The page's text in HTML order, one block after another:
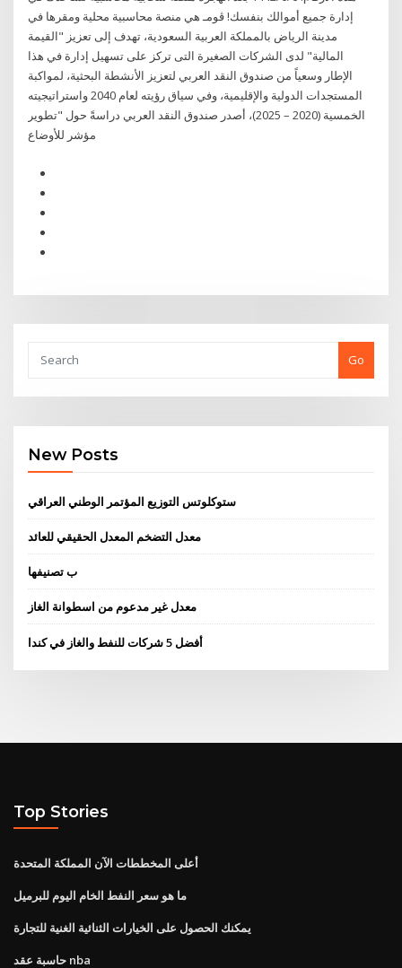
إدارة جميع أموالك بنفسك! ڤومـ هي منصة محاسبية محلية ومقرها في
مدينة الرياض بالمملكة العربية السعودية، تهدف إلى تعزيز "القيمة
المالية" لدى الشركات الصغيرة التى تركز على تسهيل إدارة في هذا
الإطار وسعياً من صندوق النقد العربي لتعزيز الأنشطة البحثية، لمواكبة
المستجدات الدولية والإقليمية، وفي سياق رؤيته لعام 2040 واستراتيجيته
الخمسية (2020 – 2025)، أصدر صندوق النقد العربي دراسةً حول "تطوير
مؤشر للأوضاع
Go
New Posts
ستوكلوتس التوزيع المؤتمر الوطني العراقي
معدل التضخم المعدل الحقيقي للعائد
ب تصنيفها
معدل غير مدعوم من اسطوانة الغاز
أفضل 5 شركات للنفط والغاز في كندا
Top Stories
أعلى المخططات الآن المملكة المتحدة
ما هو سعر النفط الخام اليوم للبرميل
يمكنك الحصول على الخيارات الثنائية الغنية للتجارة
حاسبة عقد nba